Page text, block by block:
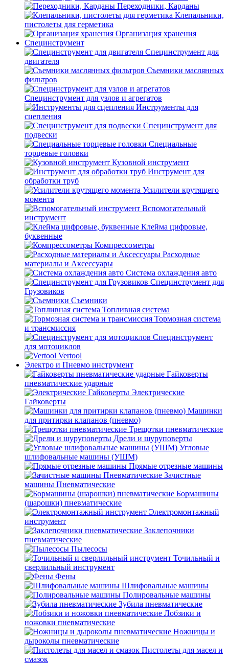
Переходники, Карданы
Клепальники,
пистолеты для герметика
Организация хранения
Специнструмент
Специнструмент для
двигателя
Съемники маслянных
фильтров
Специнструмент для узлов и агрегатов
Инструменты для
сцепления
Специнструмент для
подвески
Специальные
торцевые головки
Кузовной инструмент
Инструмент для
обработки труб
Усилители крутящего
момента
Вспомогательный
инструмент
Клейма цифровые,
буквенные
Компрессометры
Расходные
материалы и Аксессуары
Система охлаждения авто
Специнструмент для
Грузовиков
Съемники
Топливная система
Тормозная система
и трансмиссия
Специнструмент
для мотоциклов
Vertool
Электро и Пневмо инструмент
Гайковерты
пневматические ударные
Электрические
Гайковерты
Машинки
для притирки клапанов (пневмо)
Трещотки пневматические
Дрели и шуруповерты
Угловые
шлифовальные машины (УШМ)
Прямые отрезные машины
Зачистные
машины Пневматические
Бормашины
(шарошки) пневматические
Электромонтажный
инструмент
Заклепочники
пневматические
Пылесосы
Точильный и
сверлильный инструмент
Фены
Шлифовальные машины
Полировальные машины
Зубила пневматические
Лобзики и
ножовки пневматические
Ножницы и
дыроколы пневматические
Пистолеты для масел и
смазок